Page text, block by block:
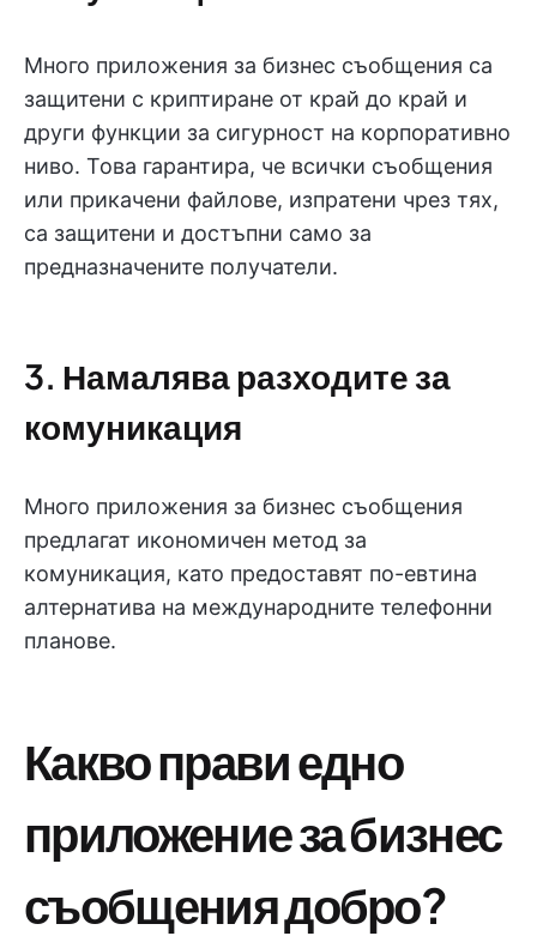
Много приложения за бизнес съобщения са
защитени с криптиране от край до край и
други функции за сигурност на корпоративно
ниво. Това гарантира, че всички съобщения
или прикачени файлове, изпратени чрез тях,
са защитени и достъпни само за
предназначените получатели.
3. Намалява разходите за
комуникация
Много приложения за бизнес съобщения
предлагат икономичен метод за
комуникация, като предоставят по-евтина
алтернатива на международните телефонни
планове.
Какво прави едно
приложение за бизнес
съобщения добро?